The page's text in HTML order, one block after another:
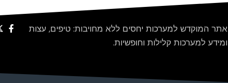
אתר המוקדש למערכות יחסים ללא מחויבות: טיפים, עצות
ומידע למערכות קלילות וחופשיות.